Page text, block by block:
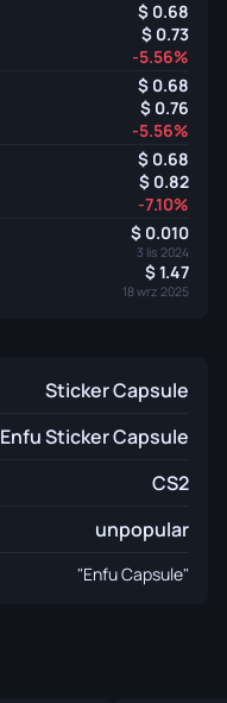
0.68
0.73
-5.56%
0.68
0.76
-5.56%
0.68
0.82
-7.10%
0.010
3 lis 2024
1.47
18 wrz 2025
Sticker Capsule
Enfu Sticker Capsule
CS2
unpopular
"Enfu Capsule"